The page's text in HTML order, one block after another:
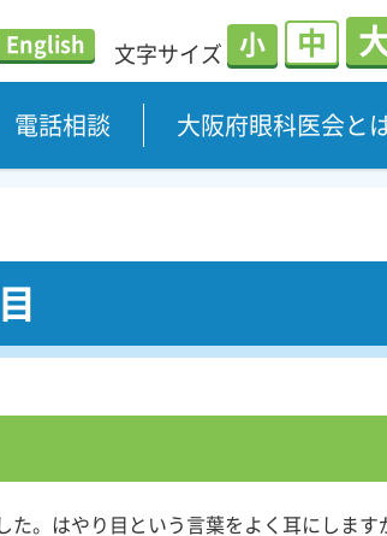
English 文字サイズ 小 中
電話相談 大阪府眼科医会と
た。はやり目という言葉をよく耳にしま